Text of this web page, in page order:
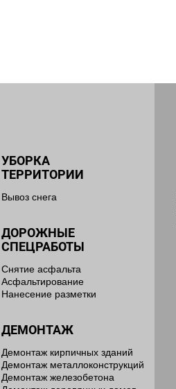
УБОРКА
ТЕРРИТОРИИ
Вывоз снега
ДОРОЖНЫЕ
СПЕЦРАБОТЫ
Снятие асфальта
Асфальтирование
Нанесение разметки
ДЕМОНТАЖ
Демонтаж кирпичных зданий
Демонтаж металлоконструкций
Демонтаж железобетона